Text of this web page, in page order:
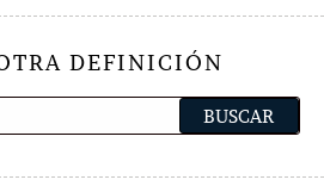
DEFINICIÓN